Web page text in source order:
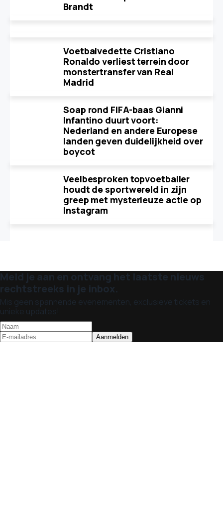
Brandt
Voetbalvedette Cristiano
Ronaldo verliest terrein door
monstertransfer van Real
Madrid
Soap rond FIFA-baas Gianni
Infantino duurt voort:
Nederland en andere Europese
landen geven duidelijkheid over
boycot
Veelbesproken topvoetballer
houdt de sportwereld in zijn
greep met mysterieuze actie op
Instagram
Meld je aan en ontvang het laatste nieuws
rechtstreeks in je inbox.
Mis geen spannende evenementen, exclusieve tickets en
unieke updates!